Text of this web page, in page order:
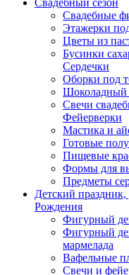
Свадебный сезон
Свадебные
Этажерки
Цветы из
Бусинки
Сердечки
Оборки под
Шоколадный
Свечи
Фейерверки
Мастика и
Готовые
Пищевые
Формы для
Предметы
Детский
Рождения
Фигурный
Фигурный
мармелада
Вафельные
Свечи и